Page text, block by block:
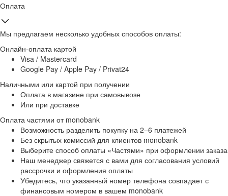
Оплата
Мы предлагаем несколько удобных способов оплаты:
Онлайн-оплата картой
Visa / Mastercard
Google Pay / Apple Pay / Privat24
Наличными или картой при получении
Оплата в магазине при самовывозе
Или при доставке
Оплата частями от monobank
Возможность разделить покупку на 2–6 платежей
Без скрытых комиссий для клиентов monobank
Выберите способ оплаты «Частями» при оформлении заказа
Наш менеджер свяжется с вами для согласования условий
рассрочки и оформления оплаты
Убедитесь, что указанный номер телефона совпадает с
финансовым номером в вашем monobank